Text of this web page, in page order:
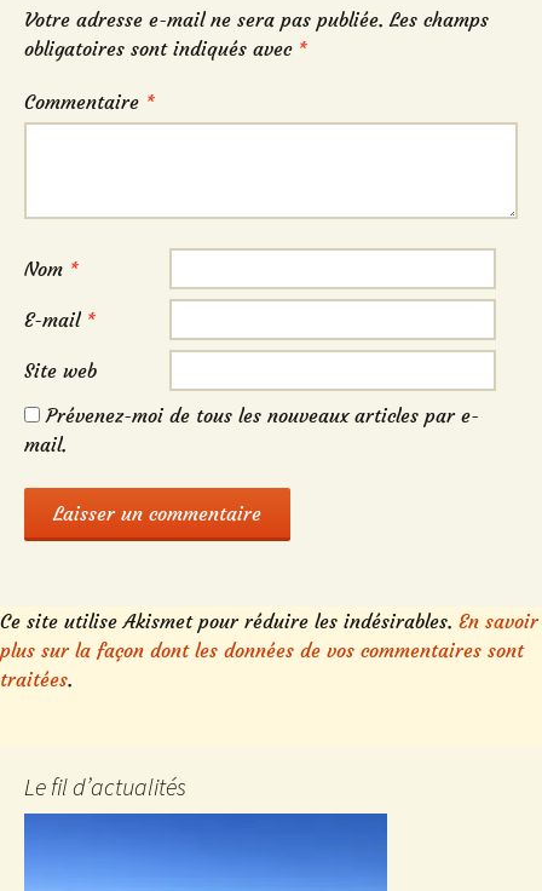
Votre adresse e-mail ne sera pas publiée. Les champs
obligatoires sont indiqués avec *
Commentaire *
Nom *
E-mail *
Site web
Prévenez-moi de tous les nouveaux articles par e-
mail.
Ce site utilise Akismet pour réduire les indésirables. En savoir
plus sur la façon dont les données de vos commentaires sont
traitées.
Le fil d’actualités